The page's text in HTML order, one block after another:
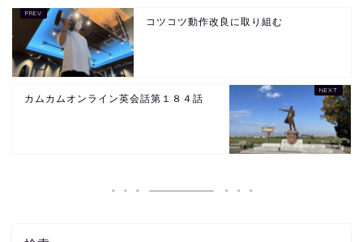
コツコツ動作改良に取り組む
カムカムオンライン英会話第１８４話